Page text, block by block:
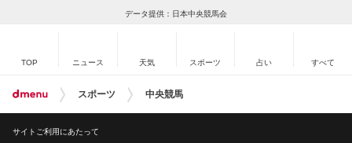
データ提供：日本中央競馬会
TOP ニュース 天気 スポーツ 占い すべて
スポーツ 中央競馬
サイトご利用にあたって